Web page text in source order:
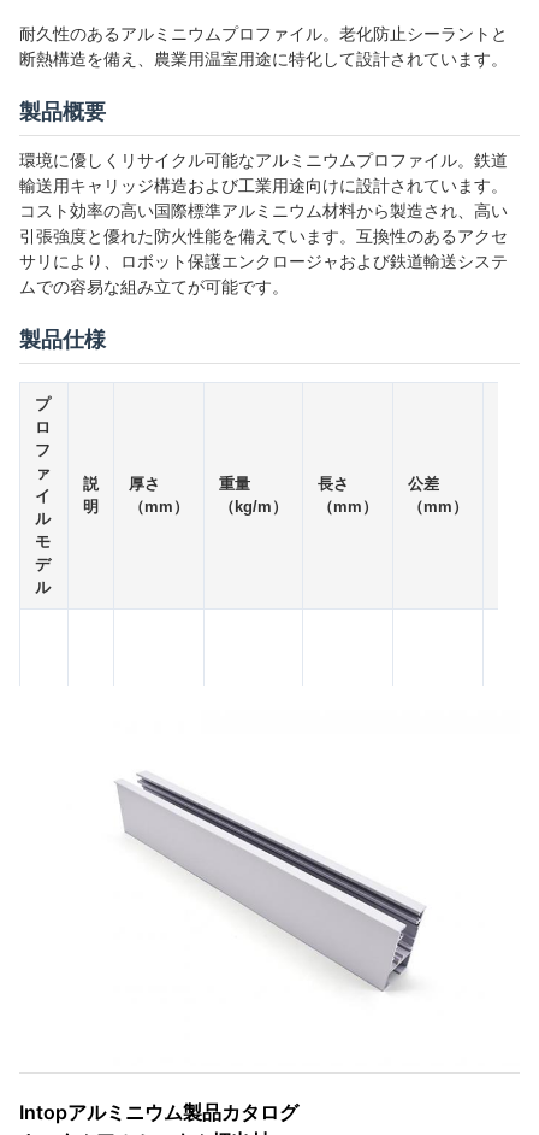
耐久性のあるアルミニウムプロファイル。老化防止シーラントと
断熱構造を備え、農業用温室用途に特化して設計されています。
製品概要
環境に優しくリサイクル可能なアルミニウムプロファイル。鉄道
輸送用キャリッジ構造および工業用途向けに設計されています。
コスト効率の高い国際標準アルミニウム材料から製造され、高い
引張強度と優れた防火性能を備えています。互換性のあるアクセ
サリにより、ロボット保護エンクロージャおよび鉄道輸送システ
ムでの容易な組み立てが可能です。
製品仕様
プ
ロ
フ
ァ
イ
ル
モ
デ
ル
説
明
厚さ
（mm）
重量
（kg/m）
長さ
（mm）
公差
（mm）
In-
ウ
ド
1.4～1.8
図面に基
Intopアルミニウム製品カタログ